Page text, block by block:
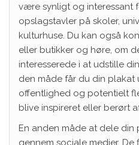
være synligt og interessant
opslagstavler på skoler,
kulturhuse. Du kan også
eller butikker og høre, om
interesserede i at udstille
den måde får du din plakat
offentlighed og potentielt
blive inspireret eller berørt
En anden måde at dele din
gennem sociale medier. De